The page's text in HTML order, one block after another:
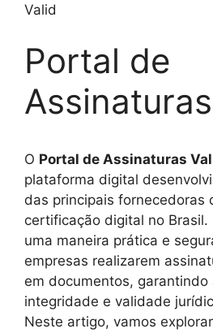
Valid
Portal de
O Portal de Assinaturas
plataforma digital
das principais fornecedoras
certificação digital no
uma maneira prática e
empresas realizarem
em documentos,
integridade e validade
Neste artigo, vamos